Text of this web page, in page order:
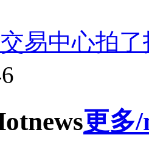
易中心拍
news更多